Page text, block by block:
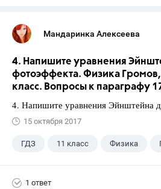
Мандаринка Алексеева
4. Напишите уравнения
фотоэффекта. Физика
класс. Вопросы к параграфу
4. Напишите уравнения Эйнштейна
15 октября 2017
ГДЗ 11 класс Физика
1 ответ